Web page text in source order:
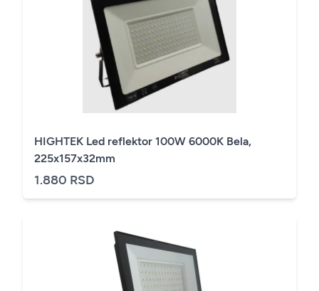
HIGHTEK Led reflektor 100W 6000K Bela,
225x157x32mm
1.880 RSD